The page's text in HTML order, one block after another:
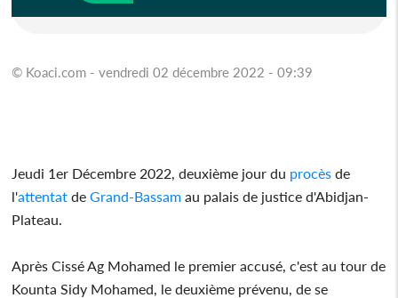
© Koaci.com - vendredi 02 décembre 2022 - 09:39
Jeudi 1er Décembre 2022, deuxième jour du procès de
l'attentat deGrand-Bassam au palais de justice d'Abidjan-
Plateau.
Après Cissé Ag Mohamed le premier accusé, c'est au tour de
Kounta Sidy Mohamed, le deuxième prévenu, de se